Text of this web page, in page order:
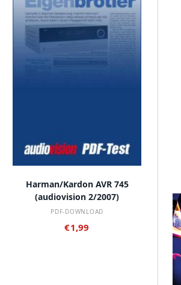
Harman/Kardon AVR 745
(audiovision 2/2007)
PDF-DOWNLOAD
€1,99